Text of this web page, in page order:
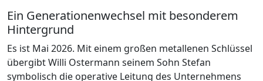
Ein Generationenwechsel mit besonderem
Hintergrund
Es ist Mai 2026. Mit einem großen metallenen Schlüssel
übergibt Willi Ostermann seinem Sohn Stefan
symbolisch die operative Leitung des Unternehmens